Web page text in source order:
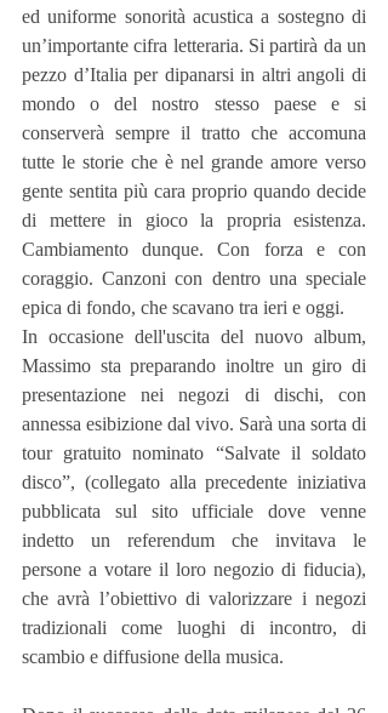
ed uniforme sonorità acustica a sostegno di
un’importante cifra letteraria. Si partirà da un
pezzo d’Italia per dipanarsi in altri angoli di
mondo o del nostro stesso paese e si
conserverà sempre il tratto che accomuna
tutte le storie che è nel grande amore verso
gente sentita più cara proprio quando decide
di mettere in gioco la propria esistenza.
Cambiamento dunque. Con forza e con
coraggio. Canzoni con dentro una speciale
epica di fondo, che scavano tra ieri e oggi.
In occasione dell'uscita del nuovo album,
Massimo sta preparando inoltre un giro di
presentazione nei negozi di dischi, con
annessa esibizione dal vivo. Sarà una sorta di
tour gratuito nominato “Salvate il soldato
disco”, (collegato alla precedente iniziativa
pubblicata sul sito ufficiale dove venne
indetto un referendum che invitava le
persone a votare il loro negozio di fiducia),
che avrà l’obiettivo di valorizzare i negozi
tradizionali come luoghi di incontro, di
scambio e diffusione della musica.